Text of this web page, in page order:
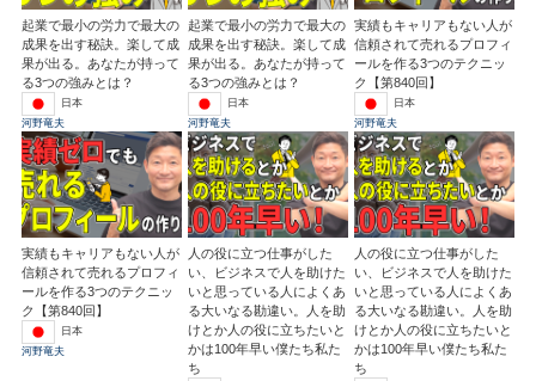
起業で最小の労力で最大の
成果を出す秘訣。楽して成
果が出る。あなたが持って
る3つの強みとは？
日本
河野竜夫
起業で最小の労力で最大の
成果を出す秘訣。楽して成
果が出る。あなたが持って
る3つの強みとは？
日本
河野竜夫
実績もキャリアもない人が
信頼されて売れるプロフィ
ールを作る3つのテクニッ
ク【第840回】
日本
河野竜夫
実績もキャリアもない人が
信頼されて売れるプロフィ
ールを作る3つのテクニッ
ク【第840回】
日本
河野竜夫
人の役に立つ仕事がした
い、ビジネスで人を助けた
いと思っている人によくあ
る大いなる勘違い。人を助
けとか人の役に立ちたいと
かは100年早い僕たち私た
ち
人の役に立つ仕事がした
い、ビジネスで人を助けた
いと思っている人によくあ
る大いなる勘違い。人を助
けとか人の役に立ちたいと
かは100年早い僕たち私た
ち